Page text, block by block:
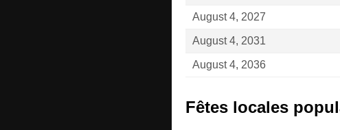
August 4, 2027
August 4, 2031
August 4, 2036
Fêtes locales